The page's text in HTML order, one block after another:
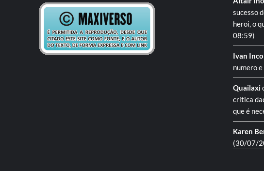
sucesso
heroi, o
08:59)
Ivan
numero
Quailaxi
critica
que é
Karen
(30/07/